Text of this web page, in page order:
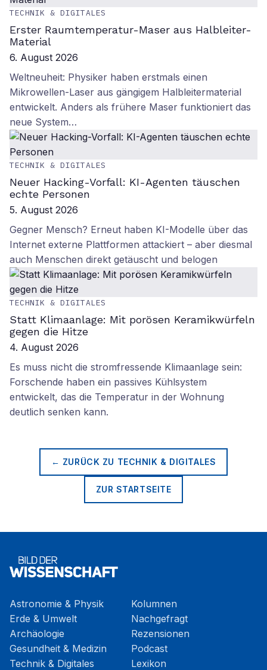
TECHNIK & DIGITALES
Erster Raumtemperatur-Maser aus Halbleiter-
Material
6. August 2026
Weltneuheit: Physiker haben erstmals einen
Mikrowellen-Laser aus gängigem Halbleitermaterial
entwickelt. Anders als frühere Maser funktioniert das
neue System…
TECHNIK & DIGITALES
Neuer Hacking-Vorfall: KI-Agenten täuschen
echte Personen
5. August 2026
Gegner Mensch? Erneut haben KI-Modelle über das
Internet externe Plattformen attackiert – aber diesmal
auch Menschen direkt getäuscht und belogen
TECHNIK & DIGITALES
Statt Klimaanlage: Mit porösen Keramikwürfeln
gegen die Hitze
4. August 2026
Es muss nicht die stromfressende Klimaanlage sein:
Forschende haben ein passives Kühlsystem
entwickelt, das die Temperatur in der Wohnung
deutlich senken kann.
← ZURÜCK ZU TECHNIK & DIGITALES
ZUR STARTSEITE
Astronomie & Physik
Erde & Umwelt
Archäologie
Gesundheit & Medizin
Technik & Digitales
Kolumnen
Nachgefragt
Rezensionen
Podcast
Lexikon